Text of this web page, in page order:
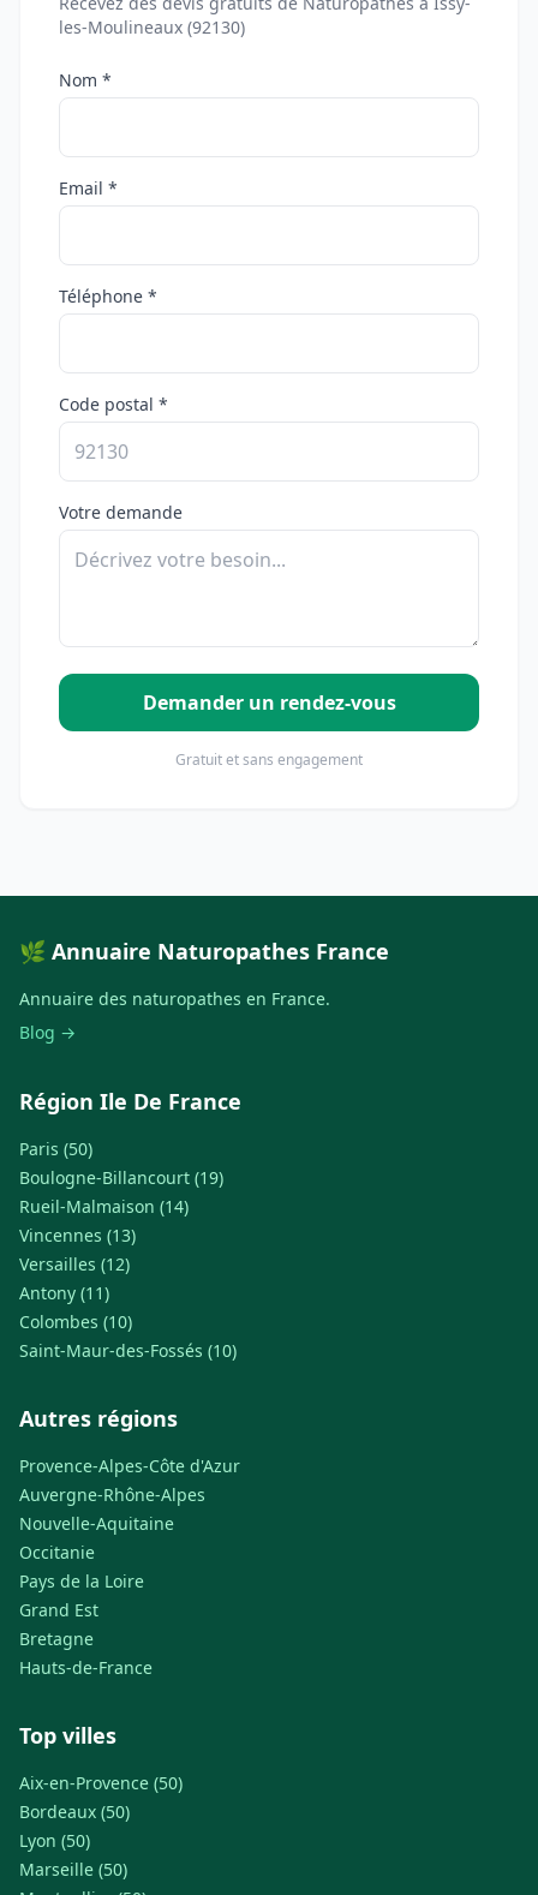
les-Moulineaux (92130)
Nom *
Email *
Téléphone *
Code postal *
Votre demande
Demander un rendez-vous
Gratuit et sans engagement
🌿 Annuaire Naturopathes France
Annuaire des naturopathes en France.
Blog →
Région Ile De France
Paris (50)
Boulogne-Billancourt (19)
Rueil-Malmaison (14)
Vincennes (13)
Versailles (12)
Antony (11)
Colombes (10)
Saint-Maur-des-Fossés (10)
Autres régions
Provence-Alpes-Côte d'Azur
Auvergne-Rhône-Alpes
Nouvelle-Aquitaine
Occitanie
Pays de la Loire
Grand Est
Bretagne
Hauts-de-France
Top villes
Aix-en-Provence (50)
Bordeaux (50)
Lyon (50)
Marseille (50)